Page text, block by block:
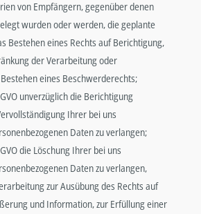
von Empfängern, gegenüber denen
wurden oder werden, die geplante
Bestehen eines Rechts auf Berichtigung,
der Verarbeitung oder
eines Beschwerderechts;
unverzüglich die Berichtigung
Ihrer bei uns
Daten zu verlangen;
die Löschung Ihrer bei uns
Daten zu verlangen,
zur Ausübung des Rechts auf
und Information, zur Erfüllung einer